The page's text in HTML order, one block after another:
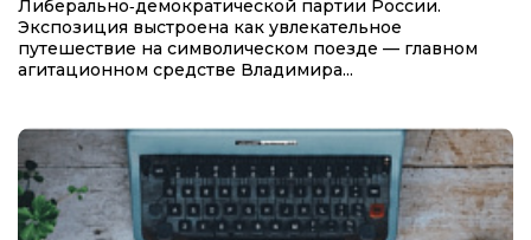
Либерально‑демократической партии России.
Экспозиция выстроена как увлекательное
путешествие на символическом поезде — главном
агитационном средстве Владимира...